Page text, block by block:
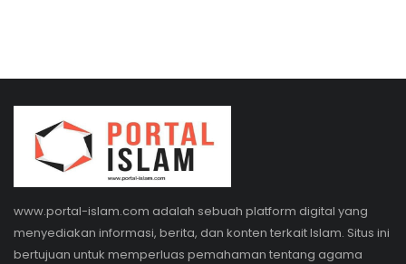
www.portal-islam.com adalah sebuah platform digital yang
menyediakan informasi, berita, dan konten terkait Islam. Situs ini
bertujuan untuk memperluas pemahaman tentang agama